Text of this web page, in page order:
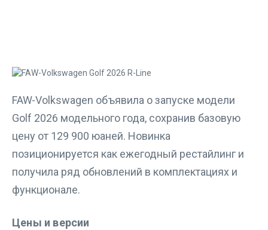
FAW-Volkswagen объявила о запуске модели
Golf 2026 модельного года, сохранив базовую
цену от 129 900 юаней. Новинка
позиционируется как ежегодный рестайлинг и
получила ряд обновлений в комплектациях и
функционале.
Цены и версии